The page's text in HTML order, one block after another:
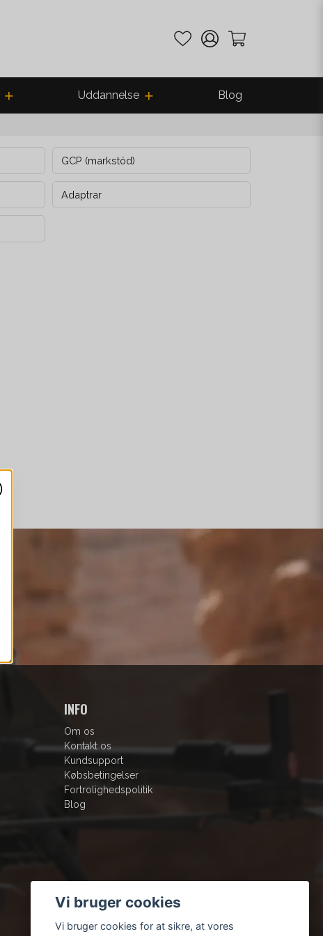
Uddannelse Blog
GCP (markstöd)
Adaptrar
INFO
Om os
Kontakt os
Kundsupport
Købsbetingelser
Fortrolighedspolitik
Blog
Vi bruger cookies
Vi bruger cookies for at sikre, at vores